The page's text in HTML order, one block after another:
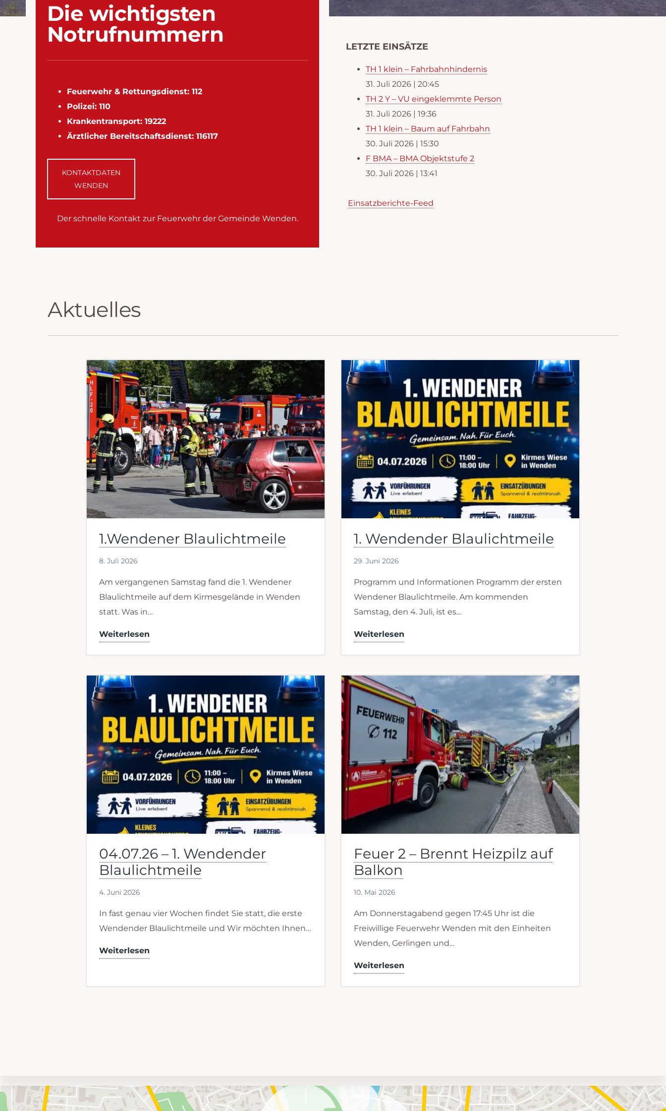
Die wichtigsten
Notrufnummern
Feuerwehr & Rettungsdienst: 112
Polizei: 110
Krankentransport: 19222
Ärztlicher Bereitschaftsdienst: 116117
KONTAKTDATEN
WENDEN
Der schnelle Kontakt zur Feuerwehr der Gemeinde Wenden.
LETZTE EINSÄTZE
TH 1 klein – Fahrbahnhindernis
31. Juli 2026 |20:45
TH 2 Y – VU eingeklemmte Person
31. Juli 2026 |19:36
TH 1 klein – Baum auf Fahrbahn
30. Juli 2026 |15:30
F BMA – BMA Objektstufe 2
30. Juli 2026 |13:41
Einsatzberichte-Feed
Aktuelles
1.Wendener Blaulichtmeile
8. Juli 2026
Am vergangenen Samstag fand die 1. Wendener
Blaulichtmeile auf dem Kirmesgelände in Wenden
statt. Was in…
Weiterlesen
1. Wendender Blaulichtmeile
29. Juni 2026
Programm und Informationen Programm der ersten
Wendener Blaulichtmeile. Am kommenden
Samstag, den 4. Juli, ist es…
Weiterlesen
04.07.26 – 1. Wendender
Blaulichtmeile
4. Juni 2026
In fast genau vier Wochen findet Sie statt, die erste
Wendender Blaulichtmeile und Wir möchten Ihnen…
Weiterlesen
Feuer 2 – Brennt Heizpilz auf
Balkon
10. Mai 2026
Am Donnerstagabend gegen 17:45 Uhr ist die
Freiwillige Feuerwehr Wenden mit den Einheiten
Wenden, Gerlingen und…
Weiterlesen
Umgebungskarte